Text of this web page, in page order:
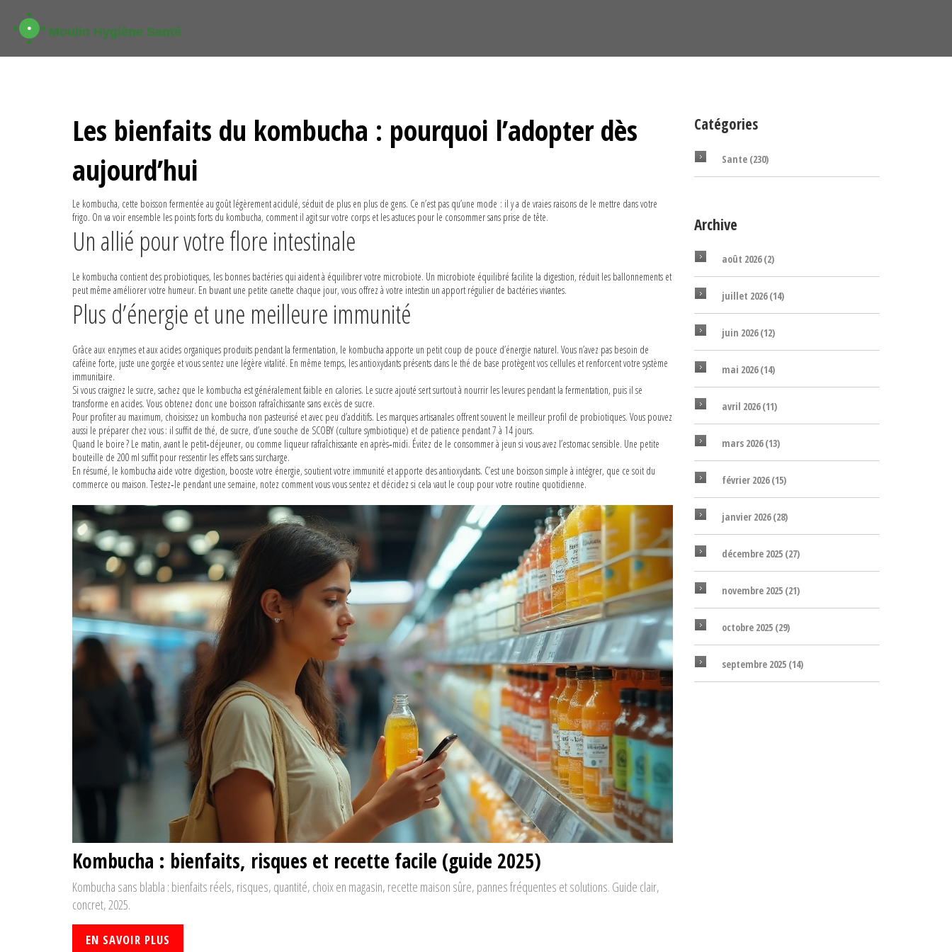
Les bienfaits du kombucha : pourquoi l’adopter dès
aujourd’hui
Le kombucha, cette boisson fermentée au goût légèrement acidulé, séduit de plus en plus de gens. Ce n’est pas qu’une mode : il y a de vraies raisons de le mettre dans votre
frigo. On va voir ensemble les points forts du kombucha, comment il agit sur votre corps et les astuces pour le consommer sans prise de tête.
Un allié pour votre flore intestinale
Le kombucha contient des probiotiques, les bonnes bactéries qui aident à équilibrer votre microbiote. Un microbiote équilibré facilite la digestion, réduit les ballonnements et
peut même améliorer votre humeur. En buvant une petite canette chaque jour, vous offrez à votre intestin un apport régulier de bactéries vivantes.
Plus d’énergie et une meilleure immunité
Grâce aux enzymes et aux acides organiques produits pendant la fermentation, le kombucha apporte un petit coup de pouce d’énergie naturel. Vous n’avez pas besoin de
caféine forte, juste une gorgée et vous sentez une légère vitalité. En même temps, les antioxydants présents dans le thé de base protègent vos cellules et renforcent votre système
immunitaire.
Si vous craignez le sucre, sachez que le kombucha est généralement faible en calories. Le sucre ajouté sert surtout à nourrir les levures pendant la fermentation, puis il se
transforme en acides. Vous obtenez donc une boisson rafraîchissante sans excès de sucre.
Pour profiter au maximum, choisissez un kombucha non pasteurisé et avec peu d’additifs. Les marques artisanales offrent souvent le meilleur profil de probiotiques. Vous pouvez
aussi le préparer chez vous : il suffit de thé, de sucre, d’une souche de SCOBY (culture symbiotique) et de patience pendant 7 à 14 jours.
Quand le boire ? Le matin, avant le petit‑déjeuner, ou comme liqueur rafraîchissante en après‑midi. Évitez de le consommer à jeun si vous avez l’estomac sensible. Une petite
bouteille de 200 ml suffit pour ressentir les effets sans surcharge.
En résumé, le kombucha aide votre digestion, booste votre énergie, soutient votre immunité et apporte des antioxydants. C’est une boisson simple à intégrer, que ce soit du
commerce ou maison. Testez‑le pendant une semaine, notez comment vous vous sentez et décidez si cela vaut le coup pour votre routine quotidienne.
Kombucha : bienfaits, risques et recette facile (guide 2025)
Kombucha sans blabla : bienfaits réels, risques, quantité, choix en magasin, recette maison sûre, pannes fréquentes et solutions. Guide clair,
concret, 2025.
EN SAVOIR PLUS
Catégories
Sante (230)
Archive
août 2026(2)
juillet 2026(14)
juin 2026(12)
mai 2026(14)
avril 2026(11)
mars 2026(13)
février 2026(15)
janvier 2026(28)
décembre 2025 (27)
novembre 2025 (21)
octobre 2025 (29)
septembre 2025 (14)